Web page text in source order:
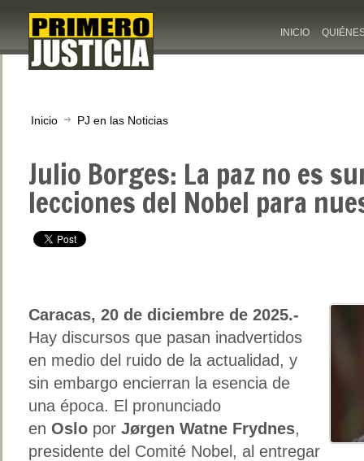
INICIO
Inicio PJ en las Noticias
Julio Borges: La paz no es
lecciones del Nobel para
Caracas, 20 de diciembre de 2025.-
Hay discursos que pasan inadvertidos
en medio del ruido de la actualidad, y
sin embargo encierran la esencia de
una época. El pronunciado
en Oslo por Jørgen Watne Frydnes,
presidente del Comité Nobel, al entregar